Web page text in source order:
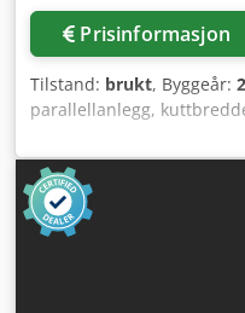
Prisinformasjon
Tilstand: brukt, Byggeår:
parallellanlegg,
elektromotor Elektrisk
Svingområde: 0,5–47°
Sagblad diameter: maks.
Forberedt for rissverktøy
dreibart Forsatsbord,